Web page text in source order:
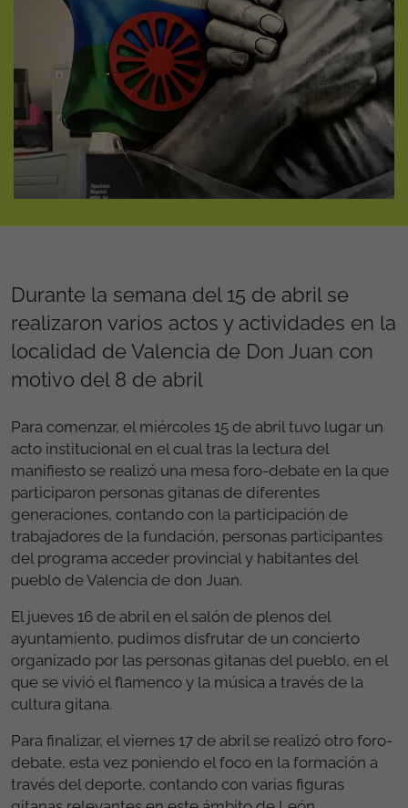
Durante la semana del 15 de abril se
realizaron varios actos y actividades en la
localidad de Valencia de Don Juan con
motivo del 8 de abril
Para comenzar, el miércoles 15 de abril tuvo lugar un
acto institucional en el cual tras la lectura del
manifiesto se realizó una mesa foro-debate en la que
participaron personas gitanas de diferentes
generaciones, contando con la participación de
trabajadores de la fundación, personas participantes
del programa acceder provincial y habitantes del
pueblo de Valencia de don Juan.
El jueves 16 de abril en el salón de plenos del
ayuntamiento, pudimos disfrutar de un concierto
organizado por las personas gitanas del pueblo, en el
que se vivió el flamenco y la música a través de la
cultura gitana.
Para finalizar, el viernes 17 de abril se realizó otro foro-
debate, esta vez poniendo el foco en la formación a
través del deporte, contando con varias figuras